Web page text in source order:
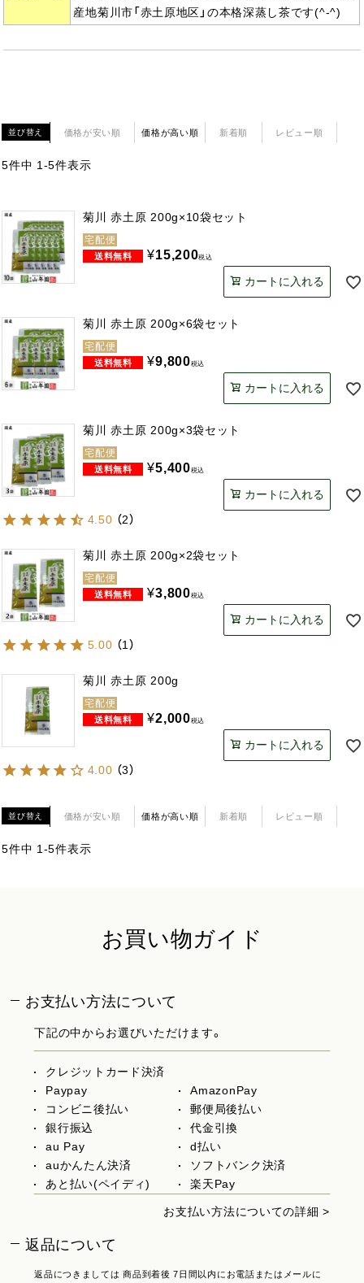
産地菊川市「赤土原地区」の本格深蒸し茶です(^-^)
並び替え 価格が安い順 価格が高い順 新着順 レビュー順
5件中 1 -5件表示
菊川 赤土原 200g×10袋セット
宅配便
¥15,200税込
カートに入れる
菊川 赤土原 200g×6袋セット
宅配便
¥9,800税込
カートに入れる
菊川 赤土原 200g×3袋セット
宅配便
¥5,400税込
カートに入れる
4.50 （2）
菊川 赤土原 200g×2袋セット
宅配便
¥3,800税込
カートに入れる
5.00 （1 ）
菊川 赤土原 200g
宅配便
¥2,000税込
カートに入れる
4.00 （3）
並び替え 価格が安い順 価格が高い順 新着順 レビュー順
5件中 1 -5件表示
お買い物ガイド
お支払い方法について
下記の中からお選びいただけます。
クレジットカード決済
Paypay
AmazonPay
コンビニ後払い
郵便局後払い
銀行振込
代金引換
au Pay
d払い
auかんたん決済
ソフトバンク決済
あと払い(ペイディ)
楽天Pay
お支払い方法についての詳細 >
返品について
返品につきましては 商品到着後 7日間以内にお電話またはメールに